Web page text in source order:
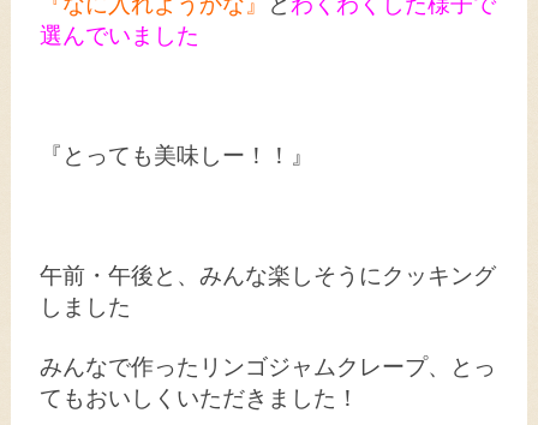
選んでいました
『とっても美味しー！！』
午前・午後と、みんな楽しそうにクッキング
しました
みんなで作ったリンゴジャムクレープ、とっ
てもおいしくいただきました！